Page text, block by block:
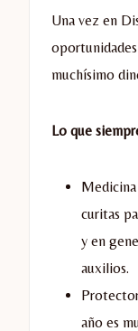
Una vez en
muchísimo
Lo que
curitas
y en
auxilios.
año es